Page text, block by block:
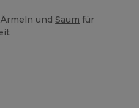
Ärmeln undSaum für